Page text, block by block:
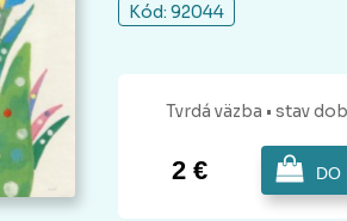
Kód: 92044
Tvrdá väzba • stav
2 € DO